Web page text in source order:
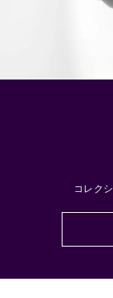
コレク